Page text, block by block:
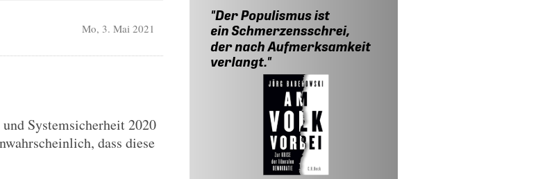
Mo, 3. Mai 2021
Systemsicherheit 2020
dass diese